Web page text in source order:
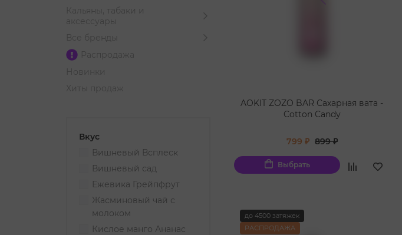
Кальяны, табаки и
аксессуары
Все бренды
Распродажа
Новинки
Хиты продаж
Вкус
Вишневый Всплеск
Вишневый сад
Ежевика Грейпфрут
Жасминовый чай с
молоком
Кислое манго Ананас
AOKIT ZOZO BAR Сахарная вата -
Cotton Candy
799 ₽ 899 ₽
Выбрать
до 4500 затяжек
РАСПРОДАЖА